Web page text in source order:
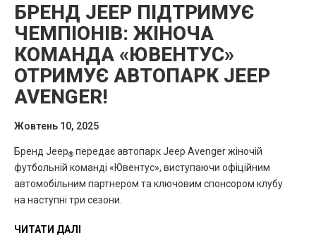
БРЕНД JEEP ПІДТРИМУЄ
ЧЕМПІОНІВ: ЖІНОЧА
КОМАНДА «ЮВЕНТУС»
ОТРИМУЄ АВТОПАРК JEEP
AVENGER!
Жовтень 10, 2025
Бренд Jeep® передає автопарк Jeep Avenger жіночій
футбольній команді «Ювентус», виступаючи офіційним
автомобільним партнером та ключовим спонсором клубу
на наступні три сезони.
ЧИТАТИ ДАЛІ